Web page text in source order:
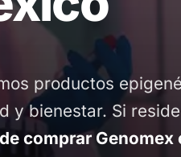
productos
y bienestar. Si
comprar Genomex